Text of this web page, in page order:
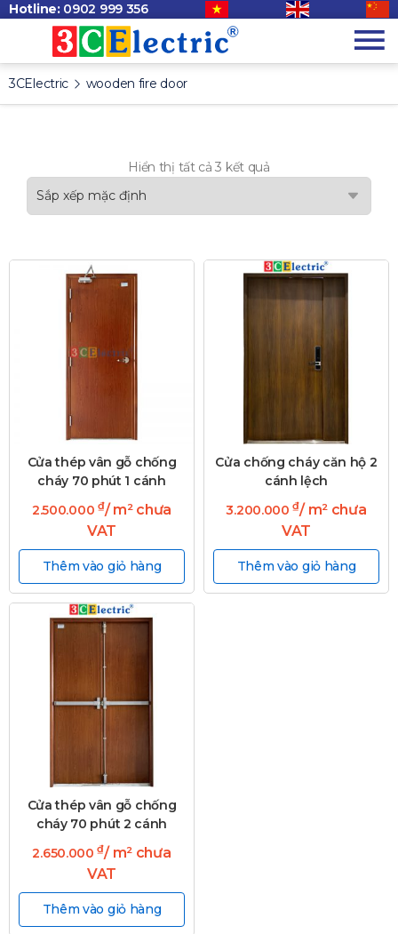
Hotline: 0902 999 356
3CElectric wooden fire door
Hiển thị tất cả 3 kết quả
Cửa thép vân gỗ chống
cháy 70 phút 1 cánh
2.500.000 ₫/ m² chưa
VAT
Thêm vào giỏ hàng
Cửa chống cháy căn hộ 2
cánh lệch
3.200.000₫/ m² chưa
VAT
Thêm vào giỏ hàng
Cửa thép vân gỗ chống
cháy 70 phút 2 cánh
2.650.000₫/ m² chưa
VAT
Thêm vào giỏ hàng